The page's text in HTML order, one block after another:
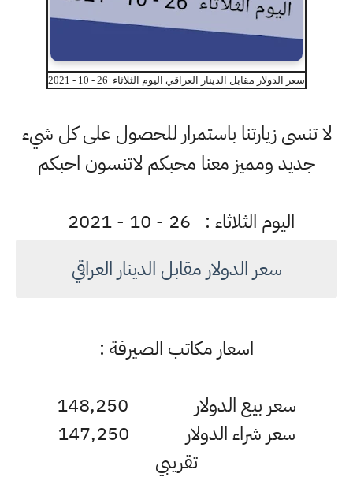
سعر الدولار مقابل الدينار العراقي اليوم الثلاثاء 26 - 10 - 2021
لا تنسى زيارتنا باستمرار للحصول على كل شيء
جديد ومميز معنا محبكم لاتنسون احبكم
اليوم الثلاثاء : 26 - 10 - 2021
سعر الدولار مقابل الدينار العراقي
اسعار مكاتب الصيرفة :
سعر بيع الدولار 148,250
سعر شراء الدولار 147,250
تقريبي